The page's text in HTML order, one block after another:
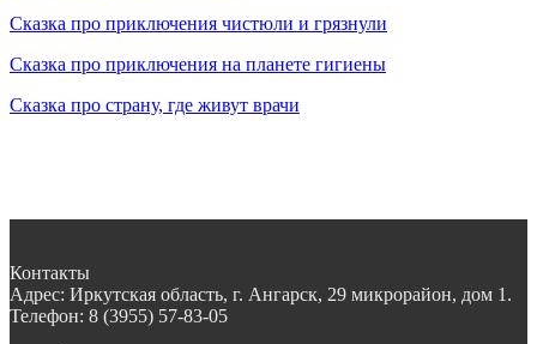
Сказка про приключения чистюли и грязнули
Сказка про приключения на планете гигиены
Сказка про страну, где живут врачи
Контакты
Адрес: Иркутская область, г. Ангарск, 29 микрорайон, дом 1.
Телефон: 8 (3955) 57-83-05